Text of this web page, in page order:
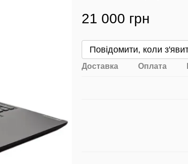
21 000 грн
Повідомити, коли
Доставка Оплата